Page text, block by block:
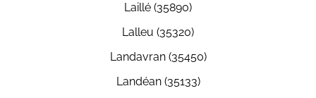
Laillé (35890)
Lalleu (35320)
Landavran (35450)
Landéan (35133)